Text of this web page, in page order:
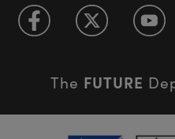
The FUTURE